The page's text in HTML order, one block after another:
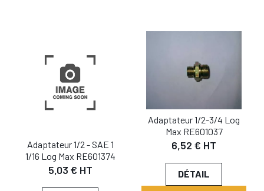
Adaptateur 1/2 - SAE 1
1/16 Log Max RE601374
5,03 € HT
Adaptateur 1/2-3/4 Log
Max RE601037
6,52 € HT
DÉTAIL